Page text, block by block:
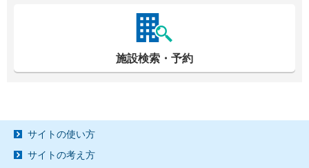
施設検索・予約
サイトの使い方
サイトの考え方